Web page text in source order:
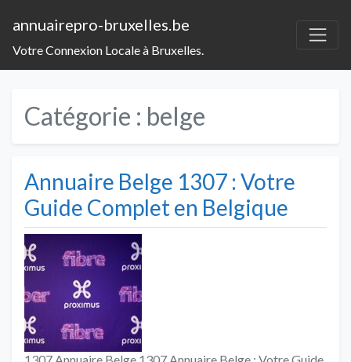
annuairepro-bruxelles.be
Votre Connexion Locale à Bruxelles.
Catégorie : belge
Annuaire Belge 1307 : Votre
Guide Complet en Belgique